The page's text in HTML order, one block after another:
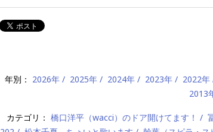
年別： 2026年 2025年 2024年 2023年 2022年
2013
カテゴリ： 橋口洋平（wacci）のドア開けてます！